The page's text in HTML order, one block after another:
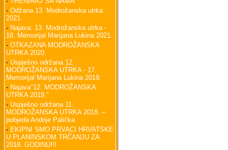
- Odžana 13. Modrožanska utrka
2021.
- Najava: 13. Modrožanska utrka -
18. Memorijal Marijana Lukina 2021.
- OTKAZANA MODROŽANSKA
UTRKA 2020.
- Uspješno održana 12.
MODROŽANSKA UTRKA - 17.
Memorijal Marijana Lukina 2019.
- Najava"12. MODROŽANSKA
UTRKA 2019."
- Uspješno održana 11.
MODROŽANSKA UTRKA 2018. –
pobjeda Andrije Palička
- EKIPNI SMO PRVACI HRVATSKE
U PLANINSKOM TRČANJU ZA
2018. GODINU!!!